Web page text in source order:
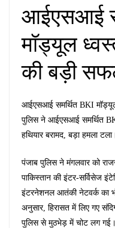
आईएसआई
मॉड्यूल
की बड़ी
आईएसआई समर्थित BKI
पुलिस ने आईएसआई समर्थित
हथियार बरामद, बड़ा हमला
पंजाब पुलिस ने मंगलवार को
पाकिस्तान की इंटर-सर्विसेज
इंटरनेशनल आतंकी नेटवर्क का
अनुसार, हिरासत में लिए गए
पुलिस से मुठभेड़ में चोट लग गई।